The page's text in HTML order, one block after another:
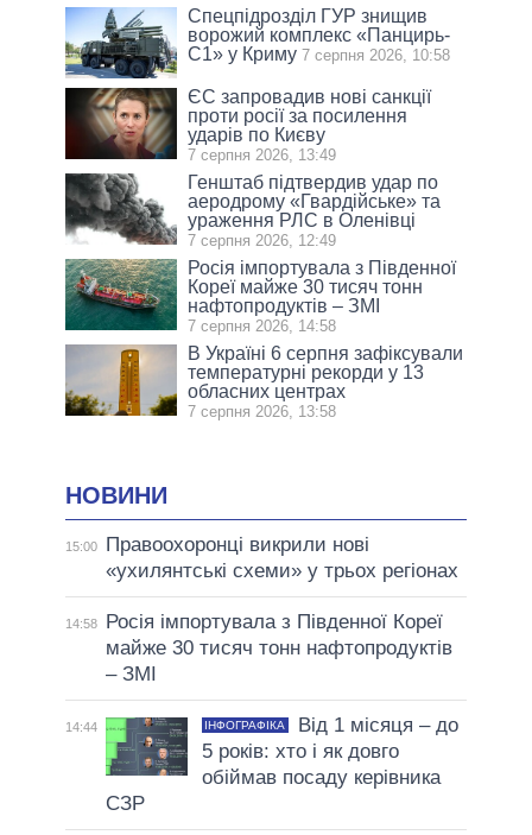
Спецпідрозділ ГУР знищив
ворожий комплекс «Панцирь-
С1» у Криму 7 серпня 2026, 10:58
ЄС запровадив нові санкції
проти росії за посилення
ударів по Києву
7 серпня 2026, 13:49
Генштаб підтвердив удар по
аеродрому «Гвардійське» та
ураження РЛС в Оленівці
7 серпня 2026, 12:49
Росія імпортувала з Південної
Кореї майже 30 тисяч тонн
нафтопродуктів – ЗМІ
7 серпня 2026, 14:58
В Україні 6 серпня зафіксували
температурні рекорди у 13
обласних центрах
7 серпня 2026, 13:58
НОВИНИ
15:00
Правоохоронці викрили нові
«ухилянтські схеми» у трьох регіонах
14:58
Росія імпортувала з Південної Кореї
майже 30 тисяч тонн нафтопродуктів
– ЗМІ
14:44 ІНФОГРАФІКА
Від 1 місяця – до
5 років: хто і як довго
обіймав посаду керівника
СЗР